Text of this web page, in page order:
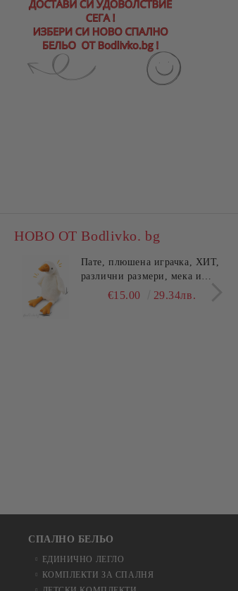
НОВО ОТ Bodlivko. bg
Пате, плюшена играчка, ХИТ,
различни размери, мека и
гушлива€15.00 29.34лв.
СПАЛНО БЕЛЬО
ЕДИНИЧНО ЛЕГЛО
КОМПЛЕКТИ ЗА СПАЛНЯ